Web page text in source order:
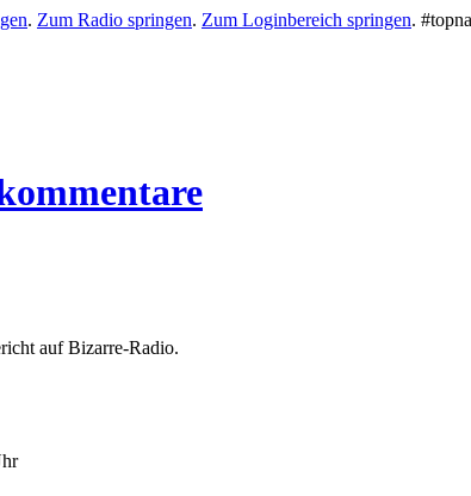
. Zum Radio springen. Zum Loginbereich springen.
auf Bizarre-Radio.